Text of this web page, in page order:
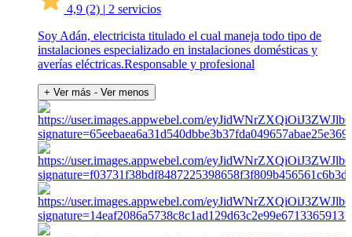
4,9 (2) | 2 servicios
Soy Adán, electricista titulado el cual maneja todo tipo de
instalaciones especializado en instalaciones domésticas y
averías eléctricas.Responsable y profesional
+ Ver más - Ver menos